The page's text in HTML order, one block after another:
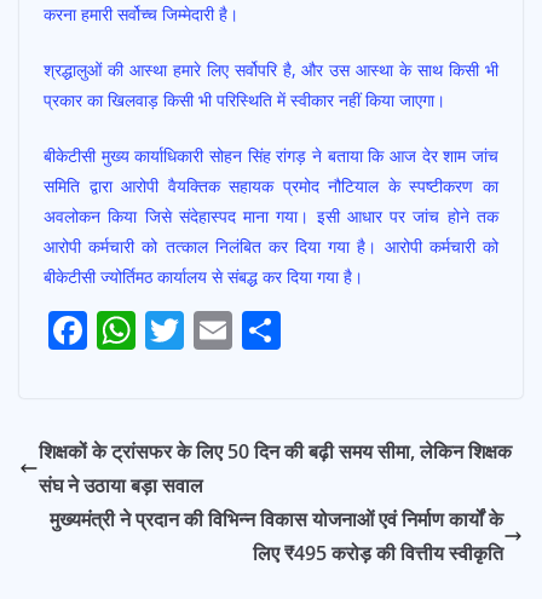
करना हमारी सर्वोच्च जिम्मेदारी है।
श्रद्धालुओं की आस्था हमारे लिए सर्वोपरि है, और उस आस्था के साथ किसी भी
प्रकार का खिलवाड़ किसी भी परिस्थिति में स्वीकार नहीं किया जाएगा।
बीकेटीसी मुख्य कार्याधिकारी सोहन सिंह रांगड़ ने बताया कि आज देर शाम जांच
समिति द्वारा आरोपी वैयक्तिक सहायक प्रमोद नौटियाल के स्पष्टीकरण का
अवलोकन किया जिसे संदेहास्पद माना गया। इसी आधार पर जांच होने तक
आरोपी कर्मचारी को तत्काल निलंबित कर दिया गया है। आरोपी कर्मचारी को
बीकेटीसी ज्योर्तिमठ कार्यालय से संबद्ध‌ कर दिया गया है।
F
b
o
o
W
s
A
p
T
er
E
l e
शिक्षकों के ट्रांसफर के लिए 50 दिन की बढ़ी समय सीमा, लेकिन शिक्षक
संघ ने उठाया बड़ा सवाल
मुख्यमंत्री ने प्रदान की विभिन्न विकास योजनाओं एवं निर्माण कार्यों के
लिए ₹495 करोड़ की वित्तीय स्वीकृति